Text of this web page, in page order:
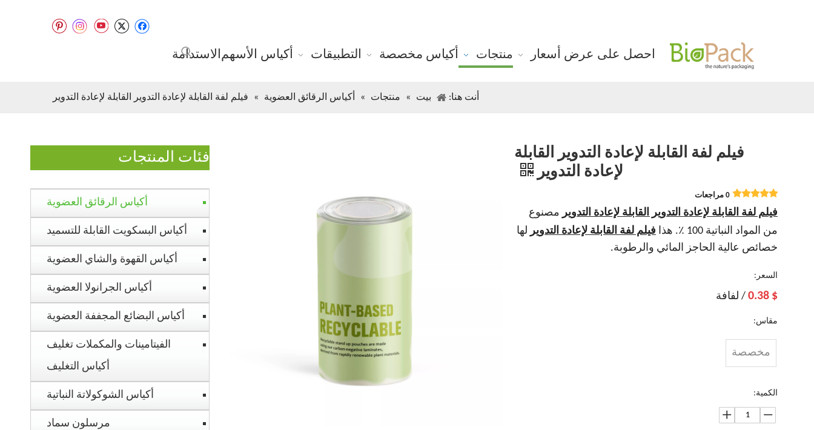
احصل على عرض أسعار منتجات أكياس مخصصة التطبيقات أكياس الأسهم الاستدامة
أنت هنا: بيت » منتجات » أكياس الرقائق العضوية » فيلم لفة القابلة لإعادة التدوير القابلة لإعادة التدوير
فئات المنتجات
أكياس الرقائق العضوية
أكياس البسكويت القابلة للتسميد
أكياس القهوة والشاي العضوية
أكياس الجرانولا العضوية
أكياس البضائع المجففة العضوية
الفيتامينات والمكملات تغليف
أكياس التغليف
أكياس الشوكولاتة النباتية
مرسلون سماد
فيلم لفة القابلة لإعادة التدوير القابلة
لإعادة التدوير
0 مراجعات
فيلم لفة القابلة لإعادة التدوير القابلة لإعادة التدوير مصنوع
من المواد النباتية 100 ٪. هذا
فيلم لفة القابلة لإعادة التدوير لها
خصائص عالية الحاجز المائي والرطوبة.
السعر:
$
0.38 / لفافة
مقاس:
مخصصة
الكمية: